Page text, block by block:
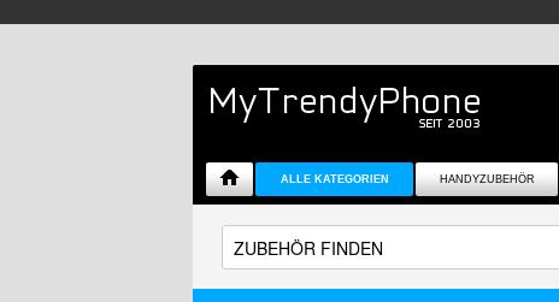
ALLE KATEGORIEN HANDYZUBEHÖR